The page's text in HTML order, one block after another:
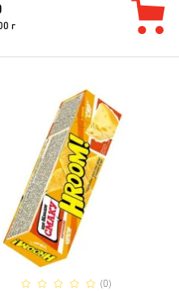
г
(0)